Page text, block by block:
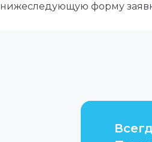
нижеследующую форму